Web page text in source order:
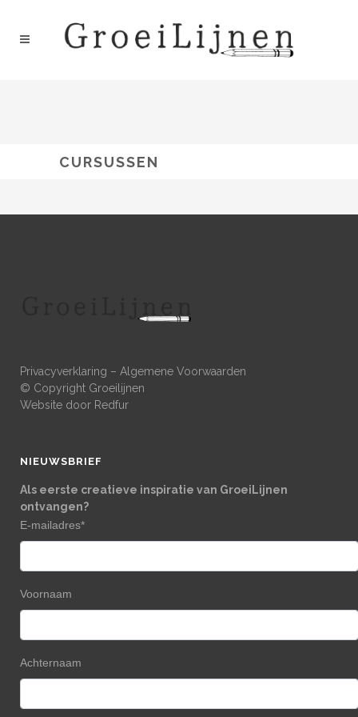
CURSUSSEN
Privacyverklaring – Algemene Voorwaarden
© Copyright Groeilijnen
Website door Redfur
NIEUWSBRIEF
Als eerste creatieve inspiratie van GroeiLijnen
ontvangen?
E-mailadres*
Voornaam
Achternaam